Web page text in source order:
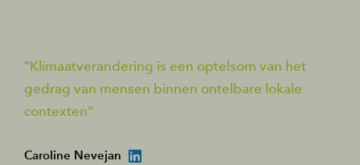
Klimaatverandering is een optelsom van het
gedrag van mensen binnen ontelbare lokale
contexten
Caroline Nevejan